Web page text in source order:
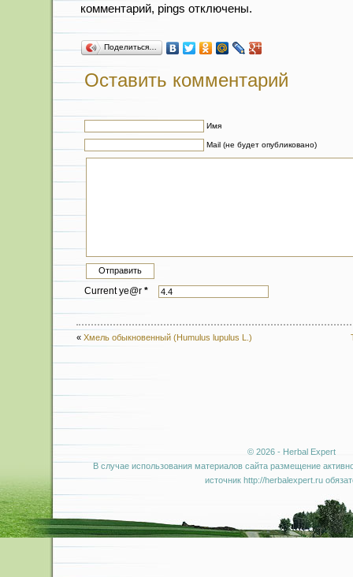
комментарий, pings отключены.
Поделиться…
Оставить комментарий
Имя
Mail (не будет опубликовано)
Current ye@r *
« Хмель обыкновенный (Humulus lupulus L.)
© 2026 - Herbal Expert
В случае использования материалов сайта размещение
источник http://herbalexpert.ru